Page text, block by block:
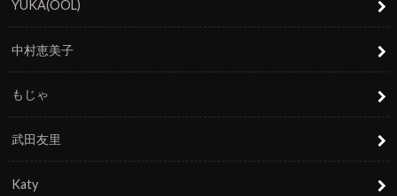
YUKA(OOL)
中村恵美子
もじゃ
武田友里
Katy